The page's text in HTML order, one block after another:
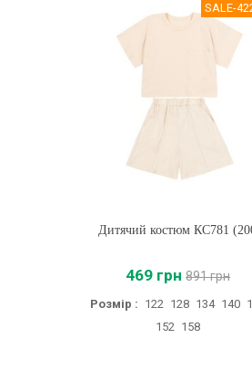
SALE-
Купити
Дитячий костюм КС781
469 грн 891 грн
Розмір : 122 128 134 140
152 158